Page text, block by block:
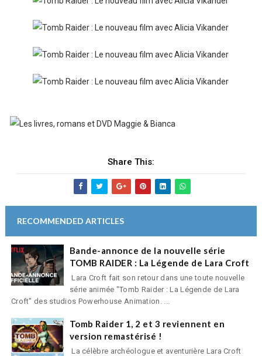
Share This:
RECOMMENDED ARTICLES
Bande-annonce de la nouvelle série
TOMB RAIDER : La Légende de Lara Croft
Lara Croft fait son retour dans une toute nouvelle
série animée "Tomb Raider : La Légende de Lara
Croft" des studios Powerhouse Animation. ...
Tomb Raider 1, 2 et 3 reviennent en
version remastérisé !
La célèbre archéologue et aventurière Lara Croft